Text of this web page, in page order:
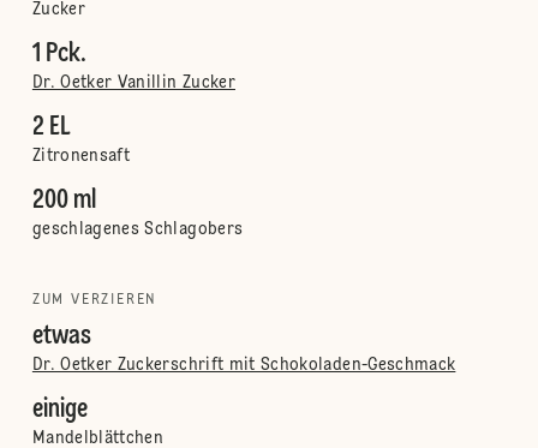
Zucker
1 Pck.
Dr. Oetker Vanillin Zucker
2 EL
Zitronensaft
200 ml
geschlagenes Schlagobers
ZUM VERZIEREN
etwas
Dr. Oetker Zuckerschrift mit Schokoladen-Geschmack
einige
Mandelblättchen